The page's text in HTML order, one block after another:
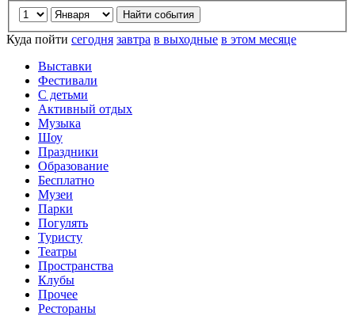
Куда пойти сегодня завтра в выходные в этом месяце
Выставки
Фестивали
С детьми
Активный отдых
Музыка
Шоу
Праздники
Образование
Бесплатно
Музеи
Парки
Погулять
Туристу
Театры
Пространства
Клубы
Прочее
Рестораны